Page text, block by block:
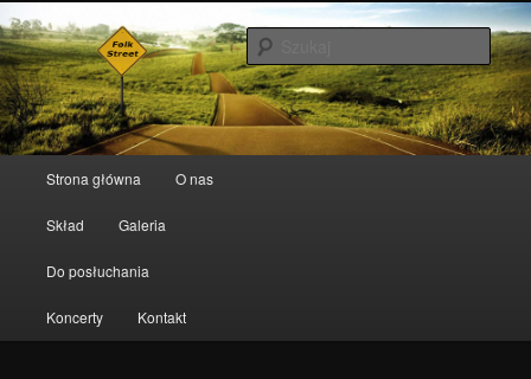
Folk Street
Przeskocz do tekstu
Przeskocz do widgetów
Strona główna O nas
Skład Galeria
Do posłuchania
Koncerty Kontakt